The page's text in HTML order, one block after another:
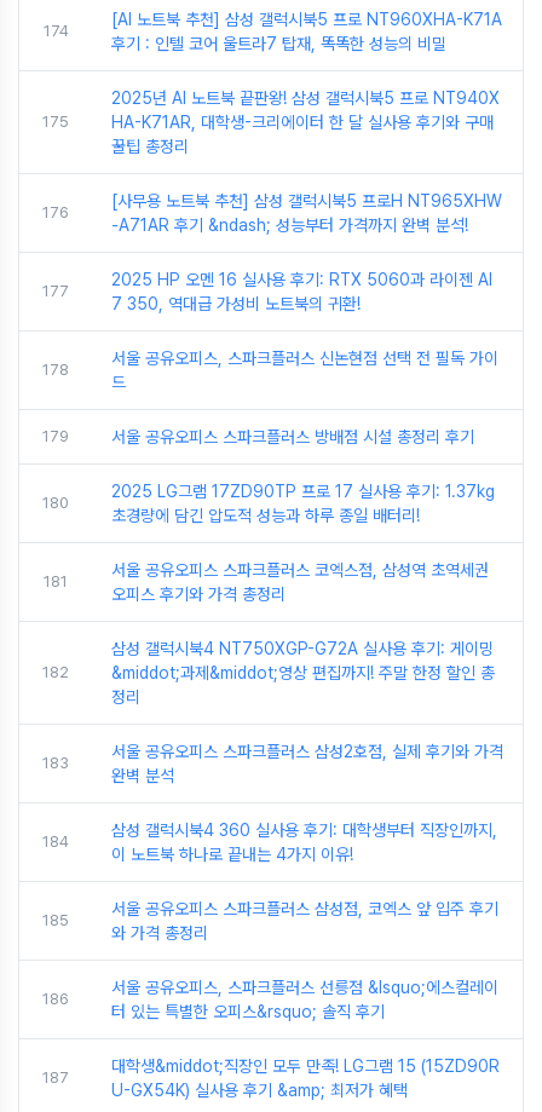
174
[AI 노트북 추천] 삼성 갤럭시북5 프로 NT960XHA-K71A
후기 : 인텔 코어 울트라7 탑재, 똑똑한 성능의 비밀
175
2025년 AI 노트북 끝판왕! 삼성 갤럭시북5 프로 NT940X
HA-K71AR, 대학생-크리에이터 한 달 실사용 후기와 구매
꿀팁 총정리
176
[사무용 노트북 추천] 삼성 갤럭시북5 프로H NT965XHW
-A71AR 후기 &ndash; 성능부터 가격까지 완벽 분석!
177
2025 HP 오멘 16 실사용 후기: RTX 5060과 라이젠 AI
7 350, 역대급 가성비 노트북의 귀환!
178
서울 공유오피스, 스파크플러스 신논현점 선택 전 필독 가이
드
179 서울 공유오피스 스파크플러스 방배점 시설 총정리 후기
180
2025 LG그램 17ZD90TP 프로 17 실사용 후기: 1.37kg
초경량에 담긴 압도적 성능과 하루 종일 배터리!
181
서울 공유오피스 스파크플러스 코엑스점, 삼성역 초역세권
오피스 후기와 가격 총정리
182
삼성 갤럭시북4 NT750XGP-G72A 실사용 후기: 게이밍
&middot;과제&middot;영상 편집까지! 주말 한정 할인 총
정리
183
서울 공유오피스 스파크플러스 삼성2호점, 실제 후기와 가격
완벽 분석
184
삼성 갤럭시북4 360 실사용 후기: 대학생부터 직장인까지,
이 노트북 하나로 끝내는 4가지 이유!
185
서울 공유오피스 스파크플러스 삼성점, 코엑스 앞 입주 후기
와 가격 총정리
186
서울 공유오피스, 스파크플러스 선릉점 &lsquo;에스컬레이
터 있는 특별한 오피스&rsquo; 솔직 후기
187
대학생&middot;직장인 모두 만족! LG그램 15 (15ZD90R
U-GX54K) 실사용 후기 &amp; 최저가 혜택